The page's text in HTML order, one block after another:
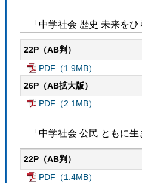
「中学社会 歴史 未来を
22P（AB判）
PDF（1.9MB）
26P（AB拡大版）
PDF（2.1MB）
「中学社会 公民 ともに
22P（AB判）
PDF（1.4MB）